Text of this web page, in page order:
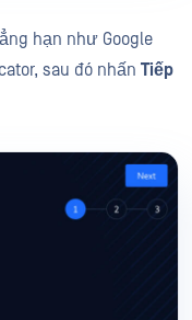
hạn như Google
sau đó nhấn Tiếp